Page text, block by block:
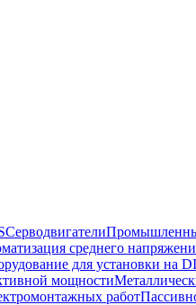
Cерводвигатели
среднего
для установки на
мощности
работ